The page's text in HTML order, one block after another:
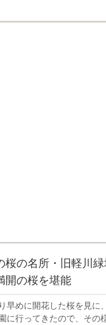
桜の名所・旧軽川
開の桜を堪能
早めに開花した桜を見に
に行ってきたので、そ